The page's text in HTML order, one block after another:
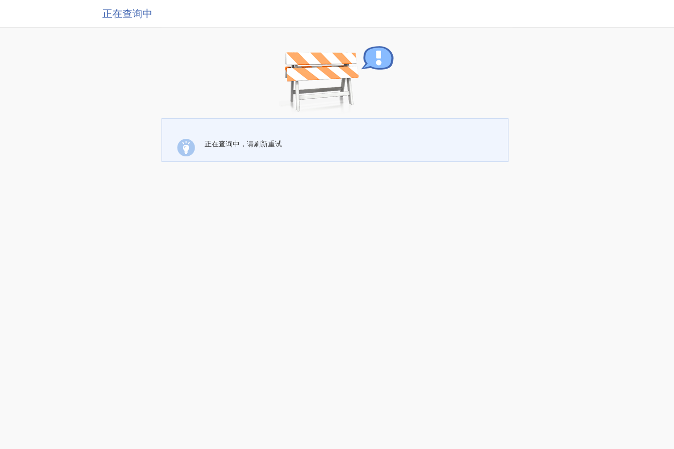
正在查询中
正在查询中，请刷新重试